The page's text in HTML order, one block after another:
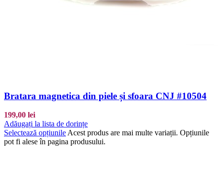
Bratara magnetica din piele și sfoara CNJ #10504
199,00 lei
Adăugați la lista de dorințe
Selectează opțiunileAcest produs are mai multe variații. Opțiunile
pot fi alese în pagina produsului.